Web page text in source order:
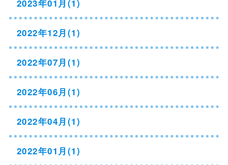
2023年01月(1)
2022年12月(1)
2022年07月(1)
2022年06月(1)
2022年04月(1)
2022年01月(1)